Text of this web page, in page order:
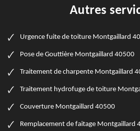
Autres
Urgence fuite de toiture Montgaillard
Pose de Gouttière Montgaillard 40500
Traitement de charpente Montgaillard
Traitement hydrofuge de toiture
Couverture Montgaillard 40500
Remplacement de faitage Montgaillard